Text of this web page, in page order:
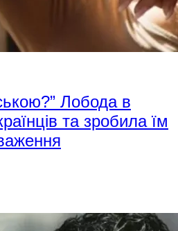
Лобода в
та зробила їм